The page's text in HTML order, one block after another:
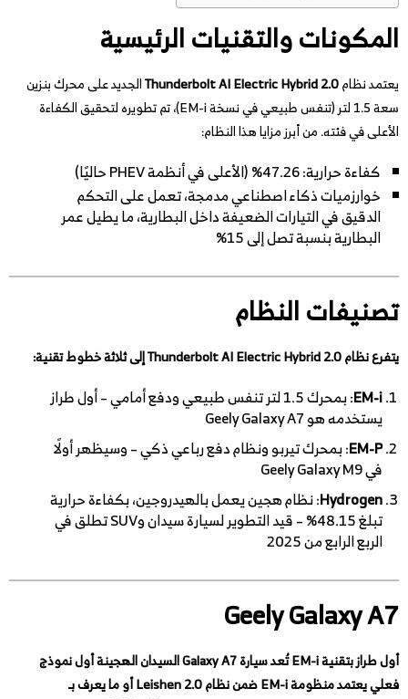
المكونات والتقنيات الرئيسية
يعتمد نظامThunderbolt AI Electric Hybrid 2.0الجديد على محرك بنزين
سعة 1.5 لتر (تنفس طبيعي في نسخة EM-i)، تم تطويره لتحقيق الكفاءة
الأعلى في فئته. من أبرز مزايا هذا النظام:
كفاءة حرارية: 47.26% (الأعلى في أنظمة PHEV حاليًا)
خوارزميات ذكاء اصطناعي مدمجة، تعمل على التحكم
الدقيق في التيارات الضعيفة داخل البطارية، ما يطيل عمر
البطارية بنسبة تصل إلى 15%
تصنيفات النظام
يتفرع نظامThunderbolt AI Electric Hybrid 2.0إلى ثلاثة خطوط تقنية:
EM-i
: بمحرك 1.5 لتر تنفس طبيعي ودفع أمامي – أول طراز
يستخدمه هو Geely Galaxy A7
EM-P: بمحرك تيربو ونظام دفع رباعي ذكي – وسيظهر أولًا
في Geely Galaxy M9
Hydrogen: نظام هجين يعمل بالهيدروجين، بكفاءة حرارية
تبلغ 48.15% – قيد التطوير لسيارة سيدان وSUV تطلق في
الربع الرابع من 2025
Geely Galaxy A7
أول طراز بتقنية EM-i تُعد سيارة Galaxy A7 السيدان الهجينة أول نموذج
فعلي يعتمد منظومة EM-i ضمن نظام Leishen 2.0 أو ما يعرف بـ